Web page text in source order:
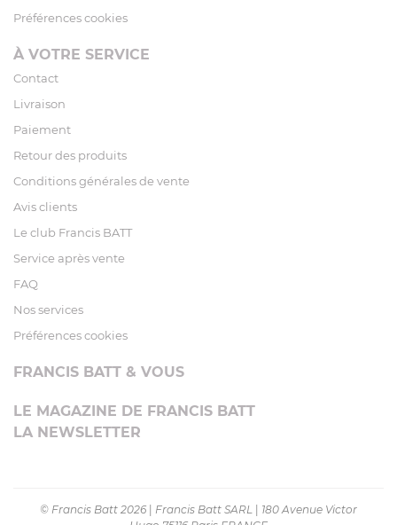
Préférences cookies
À VOTRE SERVICE
Contact
Livraison
Paiement
Retour des produits
Conditions générales de vente
Avis clients
Le club Francis BATT
Service après vente
FAQ
Nos services
Préférences cookies
FRANCIS BATT & VOUS
LE MAGAZINE DE FRANCIS BATT
LA NEWSLETTER
© Francis Batt 2026 Francis Batt SARL
180 Avenue Victor